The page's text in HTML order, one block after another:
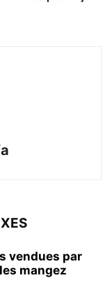
vendues par
mangez